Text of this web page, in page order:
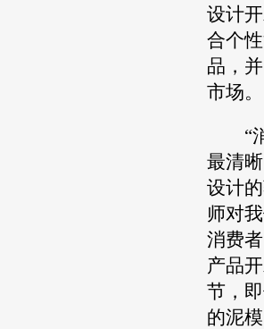
设计
合个
品，
市场。
“消
最清
设计
师对
消费
产品
节，
的泥